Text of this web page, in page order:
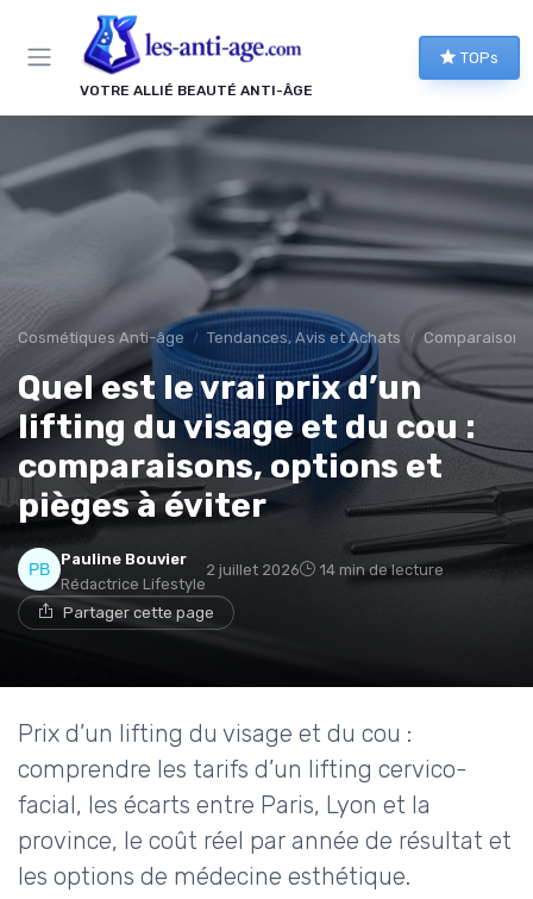
VOTRE ALLIÉ BEAUTÉ ANTI-ÂGE
TOPs
Cosmétiques Anti-âge Tendances, Avis et Achats
Quel est le vrai prix d’un
lifting du visage et du cou :
comparaisons, options et
pièges à éviter
Pauline Bouvier
Rédactrice Lifestyle
2 juillet 2026 14 min de lecture
Partager cette page
Prix d’un lifting du visage et du cou :
comprendre les tarifs d’un lifting cervico-
facial, les écarts entre Paris, Lyon et la
province, le coût réel par année de résultat et
les options de médecine esthétique.
Panneau de gestion des cookies